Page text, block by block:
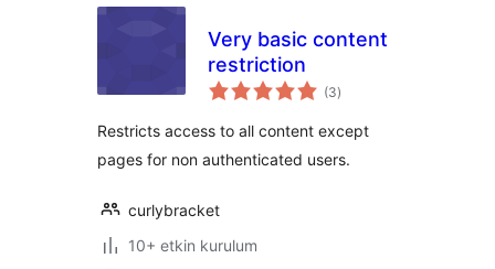
Very basic content
restriction
(3toplam
puan
)
Restricts access to all content except
pages for non authenticated users.
curlybracket
10+ etkin kurulum